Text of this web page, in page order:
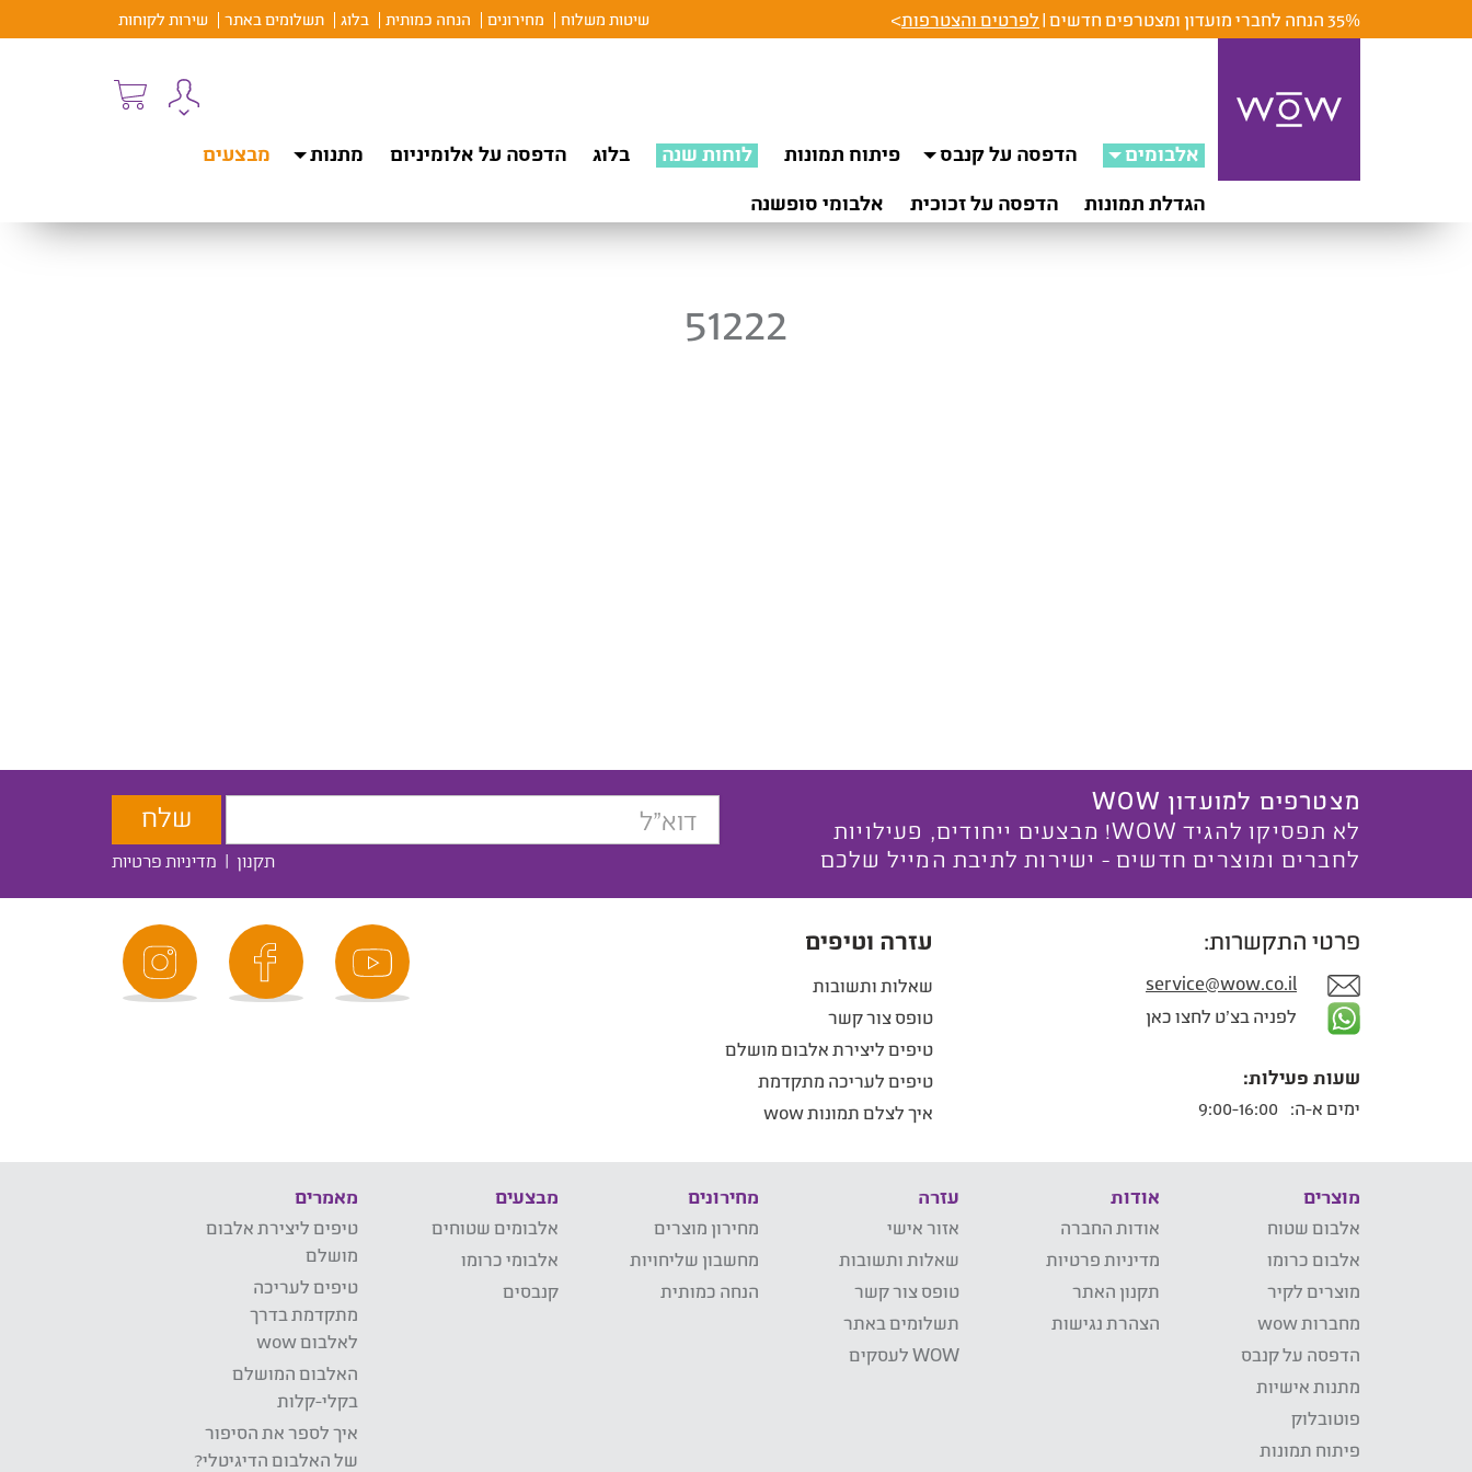
35% הנחה לחברי מועדון ומצטרפים חדשים | לפרטים והצטרפות> שיטות משלוח מחירונים הנחה כמותית בלוג תשלומים באתר שירות לקוחות
אלבומים הדפסה על קנבס פיתוח תמונות לוחות שנה בלוג הדפסה על אלומיניום מתנות
מבצעים
הגדלת תמונות
הדפסה על זכוכית אלבומי סופשנה
51222
מצטרפים למועדון WOW
לא תפסיקו להגיד WOW! מבצעים ייחודים, פעילויות
לחברים ומוצרים חדשים - ישירות לתיבת המייל שלכם
תקנון | מדיניות פרטיות
פרטי התקשרות:
service@wow.co.il
לפניה בצ'ט לחצו כאן
שעות פעילות:
ימים א-ה:
עזרה וטיפים
שאלות ותשובות
טופס צור קשר
טיפים ליצירת אלבום מושלם
טיפים לעריכה מתקדמת
איך לצלם תמונות wow
מוצרים
אלבום שטוח
אלבום כרומו
מוצרים לקיר
מחברות wow
הדפסה על קנבס
מתנות אישיות
פוטובלוק
פיתוח תמונות
אודות
אודות החברה
מדיניות פרטיות
תקנון האתר
הצהרת נגישות
עזרה
אזור אישי
שאלות ותשובות
טופס צור קשר
תשלומים באתר
WOW לעסקים
מחירונים
מחירון מוצרים
מחשבון שליחויות
הנחה כמותית
מבצעים
אלבומים שטוחים
אלבומי כרומו
קנבסים
מאמרים
טיפים ליצירת אלבום
מושלם
טיפים לעריכה
מתקדמת בדרך
לאלבום wow
האלבום המושלם
בקלי-קלות
איך לספר את הסיפור
של האלבום הדיגיטלי?